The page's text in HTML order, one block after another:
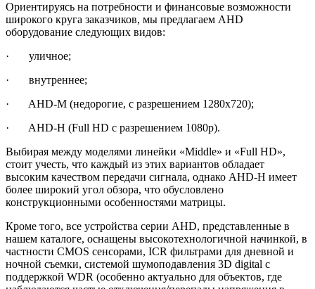
Ориентируясь на потребности и финансовые возможности
широкого круга заказчиков, мы предлагаем AHD
оборудование следующих видов:
· уличное;
· внутреннее;
· AHD-M (недорогие, с разрешением 1280х720);
· AHD-H (Full HD с разрешением 1080р).
Выбирая между моделями линейки «Middle» и «Full HD»,
стоит учесть, что каждый из этих вариантов обладает
высоким качеством передачи сигнала, однако AHD-H имеет
более широкий угол обзора, что обусловлено
конструкционными особенностями матрицы.
Кроме того, все устройства серии AHD, представленные в
нашем каталоге, оснащены высокотехнологичной начинкой, в
частности CMOS сенсорами, ICR фильтрами для дневной и
ночной съемки, системой шумоподавления 3D digital с
поддержкой WDR (особенно актуально для объектов, где